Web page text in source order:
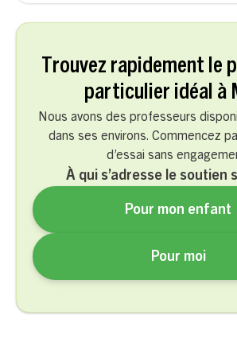
Trouvez rapidement le
particulier idéal à
Nous avons des professeurs
dans ses environs. Commencez
d’essai sans
À qui s’adresse le soutien
Pour mon enfant
Pour moi